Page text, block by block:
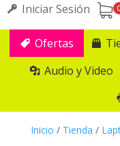
Iniciar Sesión 0
Ofertas
Audio y Video
Inicio / Tienda /